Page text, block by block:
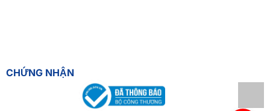
CHỨNG NHẬN